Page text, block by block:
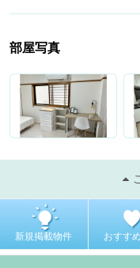
部屋写真
新規掲載物件 おすす